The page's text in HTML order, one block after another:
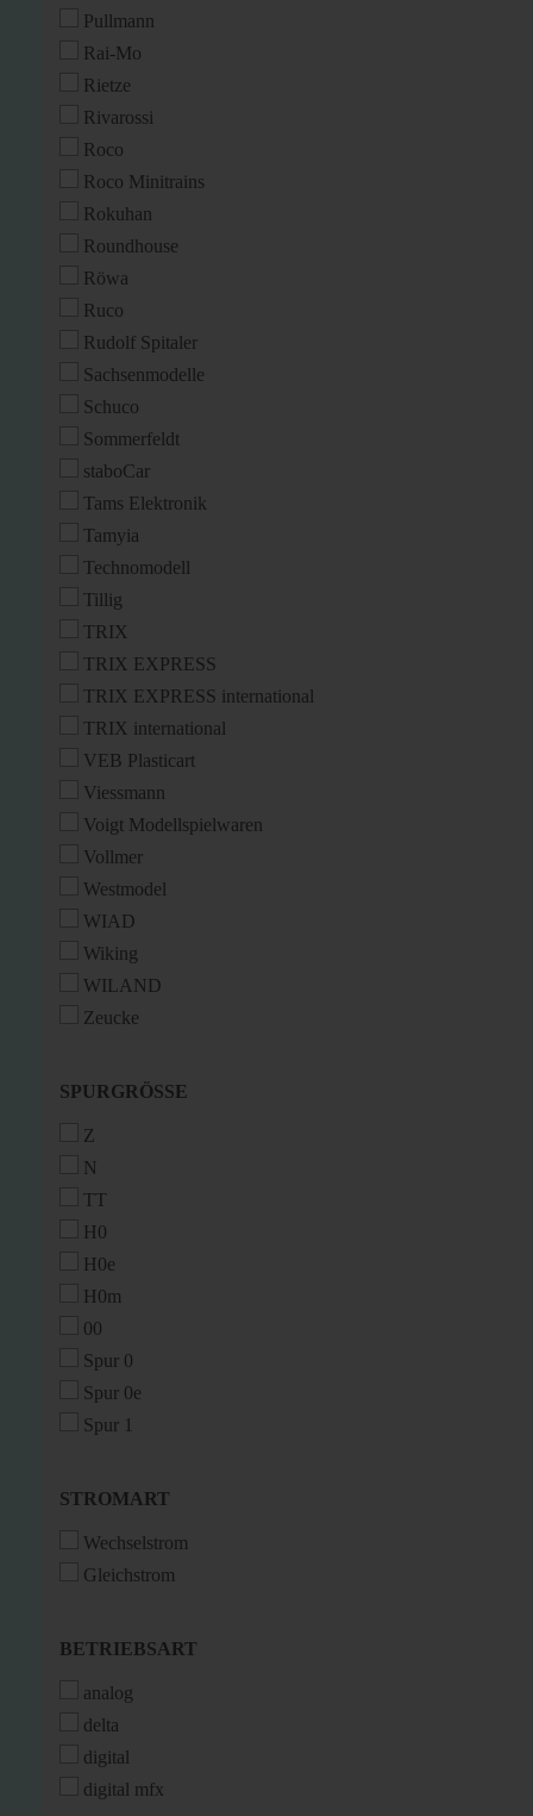
Pullmann
Rai-Mo
Rietze
Rivarossi
Roco
Roco Minitrains
Rokuhan
Roundhouse
Röwa
Ruco
Rudolf Spitaler
Sachsenmodelle
Schuco
Sommerfeldt
staboCar
Tams Elektronik
Tamyia
Technomodell
Tillig
TRIX
TRIX EXPRESS
TRIX EXPRESS international
TRIX international
VEB Plasticart
Viessmann
Voigt Modellspielwaren
Vollmer
Westmodel
WIAD
Wiking
WILAND
Zeucke
SPURGRÖSSE
SPURGRÖSSE
Z
N
TT
H0
H0e
H0m
00
Spur 0
Spur 0e
Spur 1
STROMART
STROMART
Wechselstrom
Gleichstrom
BETRIEBSART
BETRIEBSART
analog
delta
digital
digital mfx